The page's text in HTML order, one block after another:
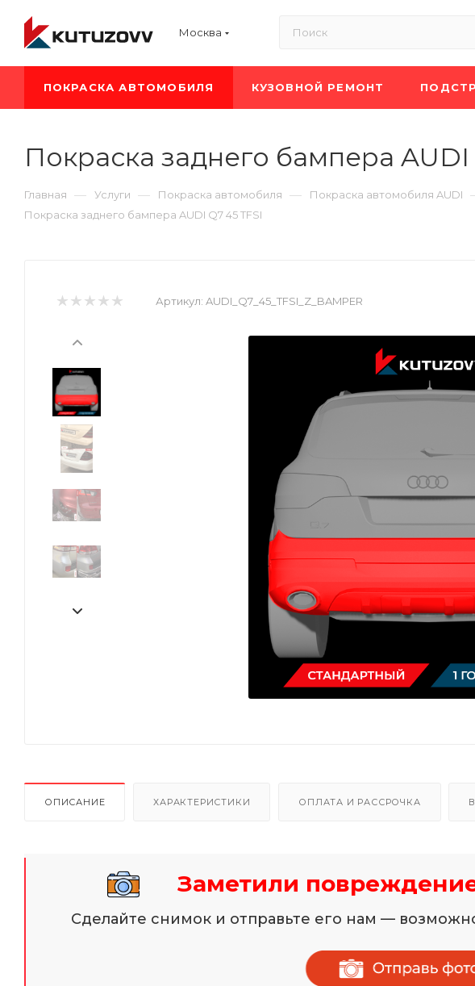
Москва
ПОКРАСКА АВТОМОБИЛЯ КУЗОВНОЙ РЕМОНТ
Покраска заднего бампера AUDI
Главная — Услуги — Покраска автомобиля — Покраска автомобиля AUDI
Покраска заднего бампера AUDI Q7 45 TFSI
Артикул: AUDI_Q7_45_TFSI_Z_BAMPER
ОПИСАНИЕ ХАРАКТЕРИСТИКИ ОПЛАТА И РАССРОЧКА
Заметили
Сделайте снимок и отправьте его нам —